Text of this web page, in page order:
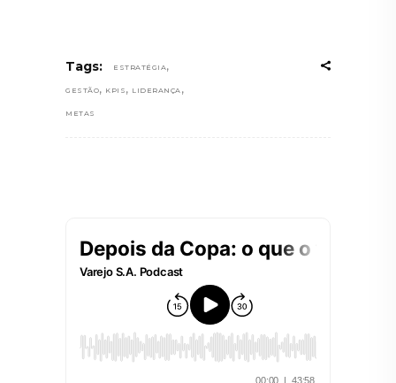
Tags: ESTRATÉGIA ,
GESTÃO, KPIS , LIDERANÇA ,
METAS